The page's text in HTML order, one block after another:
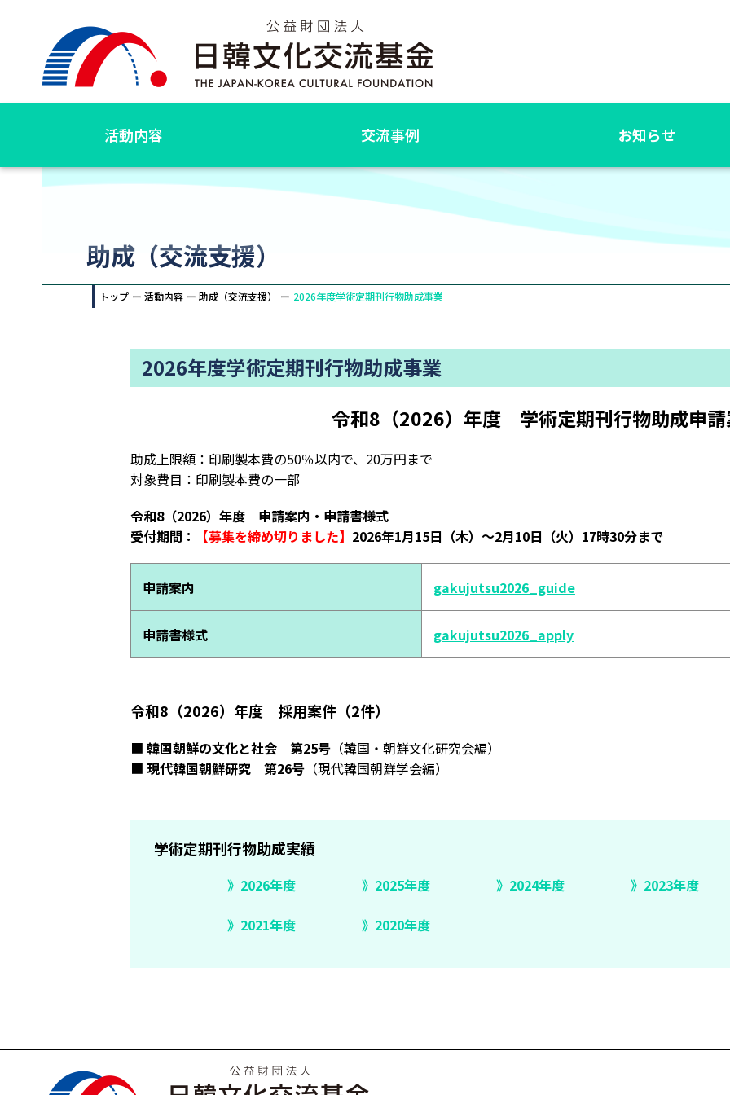
活動内容 交流事例 お知らせ
助成（交流支援）
トップ 活動内容 助成（交流支援） 2026年度学術定期刊行物助成事業
2026年度学術定期刊行物助成事業
令和8（2026）年度 学術定期刊行物助成申請
助成上限額：印刷製本費の50％以内で、20万円まで
対象費目：印刷製本費の一部
令和8（2026）年度 申請案内・申請書様式
受付期間：
【募集を締め切りました】 2026年1月15日（木）～2月10日（火）17時30分まで
申請案内 gakujutsu2026_guide
申請書様式 gakujutsu2026_apply
令和8（2026）年度 採用案件（2件）
■ 韓国朝鮮の文化と社会 第25号 （韓国・朝鮮文化研究会編）
■ 現代韓国朝鮮研究 第26号 （現代韓国朝鮮学会編）
学術定期刊行物助成実績
2026年度 2025年度 2024年度 2023年度
2021年度 2020年度